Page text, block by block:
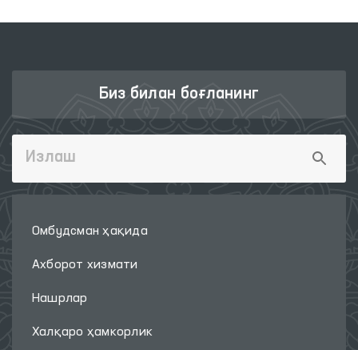
Биз билан боғланинг
Омбудсман ҳақида
Ахборот хизмати
Нашрлар
Халқаро ҳамкорлик